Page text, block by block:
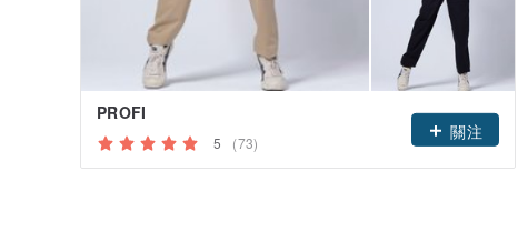
PROFI
5 (73)
關注